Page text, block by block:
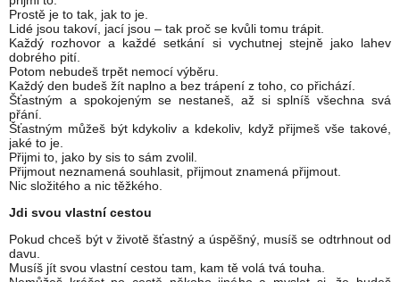
Prostě je to tak, jak to je.
Lidé jsou takoví, jací jsou – tak proč se kvůli tomu trápit.
Každý rozhovor a každé setkání si vychutnej stejně jako lahev
dobrého pití.
Potom nebudeš trpět nemocí výběru.
Každý den budeš žít naplno a bez trápení z toho, co přichází.
Šťastným a spokojeným se nestaneš, až si splníš všechna svá
přání.
Šťastným můžeš být kdykoliv a kdekoliv, když přijmeš vše takové,
jaké to je.
Přijmi to, jako by sis to sám zvolil.
Přijmout neznamená souhlasit, přijmout znamená přijmout.
Nic složitého a nic těžkého.
Jdi svou vlastní cestou
Pokud chceš být v životě šťastný a úspěšný, musíš se odtrhnout od
davu.
Musíš jít svou vlastní cestou tam, kam tě volá tvá touha.